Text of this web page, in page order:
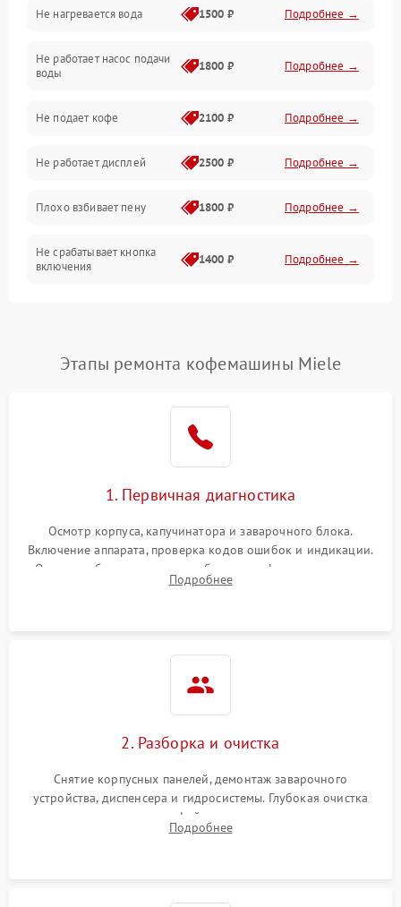
Включение и работа
Проблемы с водой
Проблемы с капучинатором и паром
Управление и электроника
Программное обеспечение
Не нагревается вода 1500 ₽ Подробнее →
Не работает насос подачи
воды
1800 ₽ Подробнее →
Не подает кофе 2100 ₽ Подробнее →
Не работает дисплей 2500 ₽ Подробнее →
Плохо взбивает пену 1800 ₽ Подробнее →
Не срабатывает кнопка
включения
1400 ₽ Подробнее →
Постоянные сбои в работе 1500 ₽ Подробнее →
Этапы ремонта кофемашины Miele
1. Первичная диагностика
Осмотр корпуса, капучинатора и заварочного блока.
Включение аппарата, проверка кодов ошибок и индикации.
Оценка работы помпы, термоблока и кофемолки на слух.
Измерение температуры и давления воды для выявления
Подробнее
2. Разборка и очистка
Снятие корпусных панелей, демонтаж заварочного
устройства, диспенсера и гидросистемы. Глубокая очистка
внутренних узлов от кофейных масел, жмыха и накипи.
Промывка дренажных каналов и фильтров с использованием
Подробнее